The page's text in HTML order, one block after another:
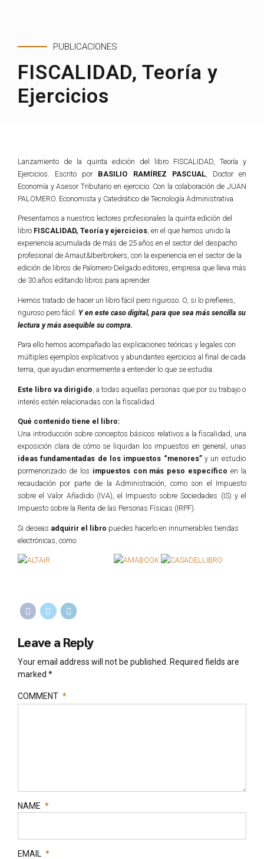
PUBLICACIONES
FISCALIDAD, Teoría y
Ejercicios
Lanzamiento de la quinta edición del libro FISCALIDAD, Teoría y
Ejercicios. Escrito por BASILIO RAMÍREZ PASCUAL, Doctor en
Economía y Asesor Tributario en ejercicio. Con la colaboración de JUAN
PALOMERO. Economista y Catedrático de Tecnología Administrativa.
Presentamos a nuestros lectores profesionales la quinta edición del
libro FISCALIDAD, Teoría y ejercicios, en el que hemos unido la
experiencia acumulada de más de 25 años en el sector del despacho
profesional de Arnaut&Iberbrokers, con la experiencia en el sector de la
edición de libros de Palomero-Delgado editores, empresa que lleva más
de 30 años editando libros para aprender.
Hemos tratado de hacer un libro fácil pero riguroso. O, si lo prefieres,
riguroso pero fácil. Y en este caso digital, para que sea más sencilla su
lectura y más asequible su compra.
Para ello hemos acompañado las explicaciones teóricas y legales con
múltiples ejemplos explicativos y abundantes ejercicios al final de cada
tema, que ayudan enormemente a entender lo que se estudia.
Este libro va dirigido , a todas aquellas personas que por su trabajo o
interés estén relacionadas con la fiscalidad.
Qué contenido tiene el libro:
Una introducción sobre conceptos básicos relativos a la fiscalidad, una
exposición clara de cómo se liquidan los impuestos en general, unas
ideas fundamentadas de los impuestos “menores”y un estudio
pormenorizado de los impuestos con más peso específico en la
recaudación por parte de la Administración, como son el Impuesto
sobre el Valor Añadido (IVA), el Impuesto sobre Sociedades (IS) y el
Impuesto sobre la Renta de las Personas Físicas (IRPF).
Si deseas adquirir el libro puedes hacerlo en innumerables tiendas
electrónicas, como:
Leave a Reply
Your email address will not be published. Required fields are
marked *
COMMENT *
NAME *
EMAIL *